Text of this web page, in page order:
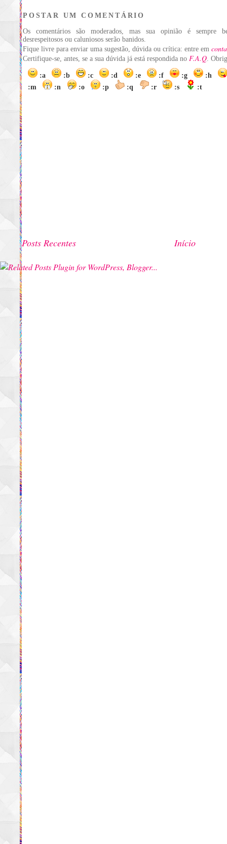
POSTAR UM COMENTÁRIO
Os comentários são moderados, mas sua opinião é sempre
desrespeitosos ou caluniosos serão banidos.
Fique livre para enviar uma sugestão, dúvida ou crítica: entre em
Certifique-se, antes, se a sua dúvida já está respondida no F.A.Q .
:a :b :c :d :e :f :g
:h
:m
:n :o :p :q :r :s :t
Posts Recentes Início